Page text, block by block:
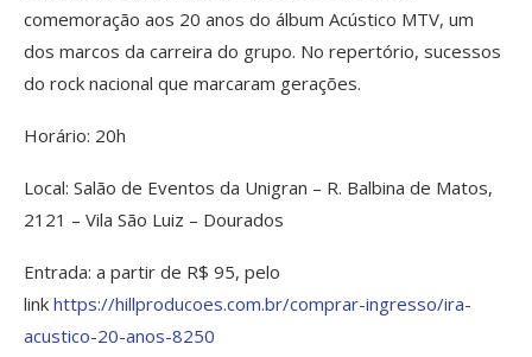
comemoração aos 20 anos do álbum Acústico MTV, um
dos marcos da carreira do grupo. No repertório, sucessos
do rock nacional que marcaram gerações.
Horário: 20h
Local: Salão de Eventos da Unigran – R. Balbina de Matos,
2121 – Vila São Luiz – Dourados
Entrada: a partir de R$ 95, pelo
link https://hillproducoes.com.br/comprar-ingresso/ira-
acustico-20-anos-8250